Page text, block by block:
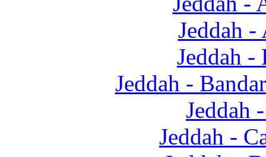
Jeddah
Jeddah
Jeddah -
Jeddah
Jeddah -